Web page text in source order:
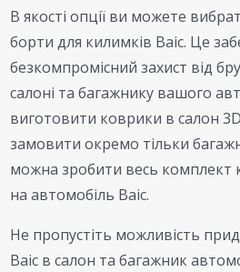
В якості опції ви можете
борти для килимків Baic. Це
безкомпромісний захист від
салоні та багажнику вашого
виготовити коврики в салон
замовити окремо тільки
можна зробити весь комплект
на автомобіль Baic.
Не пропустіть можливість
Baic в салон та багажник